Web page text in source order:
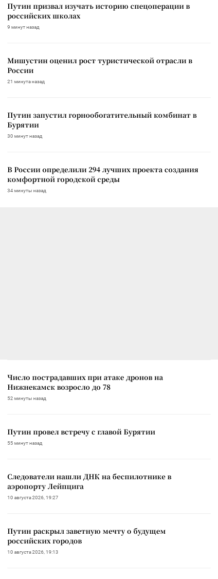
Путин призвал изучать историю спецоперации в
российских школах
9 минут назад
Мишустин оценил рост туристической отрасли в
России
21 минута назад
Путин запустил горнообогатительный комбинат в
Бурятии
30 минут назад
В России определили 294 лучших проекта создания
комфортной городской среды
34 минуты назад
Число пострадавших при атаке дронов на
Нижнекамск возросло до 78
52 минуты назад
Путин провел встречу с главой Бурятии
55 минут назад
Следователи нашли ДНК на беспилотнике в
аэропорту Лейпцига
10 августа 2026, 19:27
Путин раскрыл заветную мечту о будущем
российских городов
10 августа 2026, 19:13